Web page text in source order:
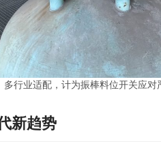
多行业适配，计为振棒料位开关应对
新趋势